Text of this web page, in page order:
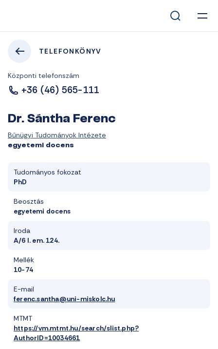
TELEFONKÖNYV
Központi telefonszám
+36 (46) 565-111
Dr. Sántha Ferenc
Bűnügyi Tudományok Intézete
egyetemi docens
Tudományos fokozat
PhD
Beosztás
egyetemi docens
Iroda
A/6 I. em. 124.
Mellék
10-74
E-mail
ferenc.santha@uni-miskolc.hu
MTMT
https://vm.mtmt.hu/search/slist.php?
AuthorID=10034661